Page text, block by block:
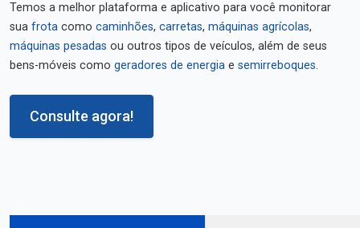
Temos a melhor plataforma e aplicativo para você monitorar
sua frota como caminhões, carretas, máquinas agrícolas,
máquinas pesadas ou outros tipos de veículos, além de seus
bens-móveis como geradores de energia e semirreboques.
Consulte agora!